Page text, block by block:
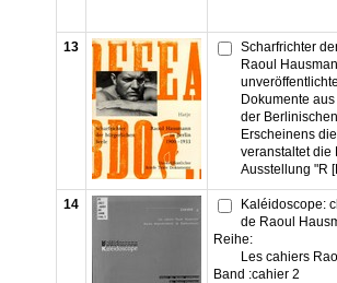
13
Scharfrichter
Raoul
Dokumente
der
Erscheinens
veranstaltet die
Ausstellung "R
14
Kaléidoscope:
de Raoul
Reihe:
Les cahiers
Band :cahier 2